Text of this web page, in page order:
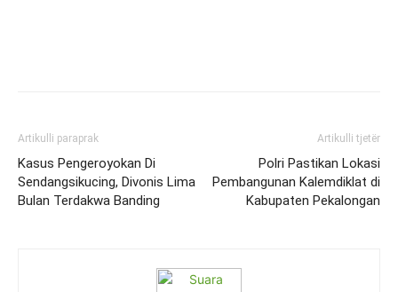
Artikulli paraprak
Kasus Pengeroyokan Di
Sendangsikucing, Divonis Lima
Bulan Terdakwa Banding
Artikulli tjetër
Polri Pastikan Lokasi
Pembangunan Kalemdiklat di
Kabupaten Pekalongan